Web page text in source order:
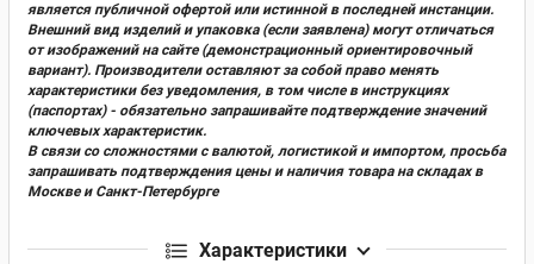
является публичной офертой или истинной в последней инстанции.
Внешний вид изделий и упаковка (если заявлена) могут отличаться
от изображений на сайте (демонстрационный ориентировочный
вариант). Производители оставляют за собой право менять
характеристики без уведомления, в том числе в инструкциях
(паспортах) - обязательно запрашивайте подтверждение значений
ключевых характеристик.
В связи со сложностями с валютой, логистикой и импортом, просьба
запрашивать подтверждения цены и наличия товара на складах в
Москве и Санкт-Петербурге
Характеристики